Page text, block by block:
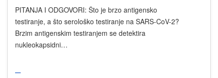
PITANJA I ODGOVORI: Što je brzo antigensko
testiranje, a što serološko testiranje na SARS-CoV-2?
Brzim antigenskim testiranjem se detektira
nukleokapsidni…